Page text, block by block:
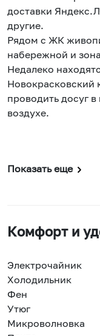
доставки
другие.
Рядом с ЖК
набережной и
Недалеко
Новокрасковский
проводить досуг
воздухе.
Показать еще
Комфорт и
Электрочайник
Холодильник
Фен
Утюг
Микроволновка